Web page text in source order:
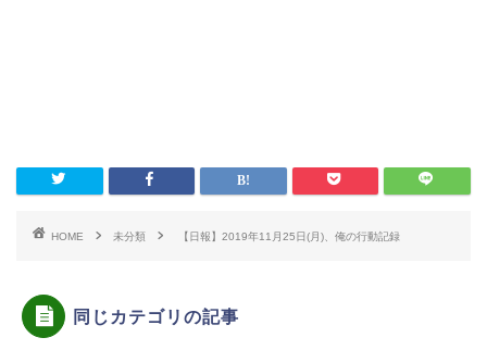
HOME 未分類 【日報】2019年11月25日(月)、俺の行動記録
同じカテゴリの記事